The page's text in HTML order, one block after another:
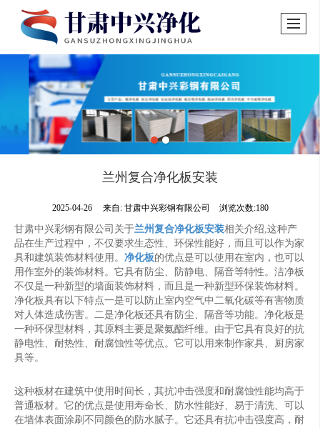
兰州复合净化板安装
2025-04-26 来自: 甘肃中兴彩钢有限公司 浏览次数:180
甘肃中兴彩钢有限公司关于兰州复合净化板安装相关介绍,这种产
品在生产过程中，不仅要求生态性、环保性能好，而且可以作为家
具和建筑装饰材料使用。 净化板的优点是可以使用在室内，也可以
用作室外的装饰材料。它具有防尘、防静电、隔音等特性。洁净板
不仅是一种新型的墙面装饰材料，而且是一种新型环保装饰材料。
净化板具有以下特点一是可以防止室内空气中二氧化碳等有害物质
对人体造成伤害。二是净化板还具有防尘、隔音等功能。净化板是
一种环保型材料，其原料主要是聚氨酯纤维。由于它具有良好的抗
静电性、耐热性、耐腐蚀性等优点。它可以用来制作家具、厨房家
具等。
这种板材在建筑中使用时间长，其抗冲击强度和耐腐蚀性能均高于
普通板材。它的优点是使用寿命长、防水性能好、易于清洗、可以
在墙体表面涂刷不同颜色的防水腻子。它还具有抗冲击强度高，耐